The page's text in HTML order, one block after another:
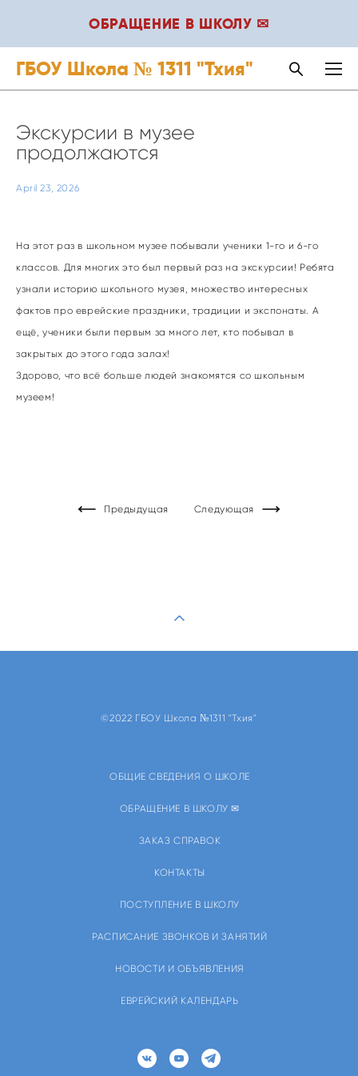
ОБРАЩЕНИЕ В ШКОЛУ ✉
ГБОУ Школа № 1311 "Тхия"
April 23, 2026
Экскурсии в музее
продолжаются
На этот раз в школьном музее побывали ученики 1-го и 6-го
классов. Для многих это был первый раз на экскурсии! Ребята
узнали историю школьного музея, множество интересных
фактов про еврейские праздники, традиции и экспонаты. А
ещё, ученики были первым за много лет, кто побывал в
закрытых до этого года залах!
Здорово, что всё больше людей знакомятся со школьным
музеем!
Предыдущая Следующая
©2022 ГБОУ Школа №1311 "Тхия"
ОБЩИЕ СВЕДЕНИЯ О ШКОЛЕ
ОБРАЩЕНИЕ В ШКОЛУ ✉
ЗАКАЗ СПРАВОК
КОНТАКТЫ
ПОСТУПЛЕНИЕ В ШКОЛУ
РАСПИСАНИЕ ЗВОНКОВ И ЗАНЯТИЙ
НОВОСТИ И ОБЪЯВЛЕНИЯ
ЕВРЕЙСКИЙ КАЛЕНДАРЬ